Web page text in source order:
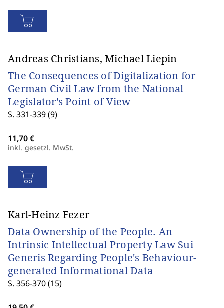
Andreas Christians, Michael Liepin
The Consequences of Digitalization for
German Civil Law from the National
Legislator's Point of View
S. 331-339 (9)
inkl. gesetzl. MwSt.
Karl-Heinz Fezer
Data Ownership of the People. An
Intrinsic Intellectual Property Law Sui
Generis Regarding People's Behaviour-
generated Informational Data
S. 356-370 (15)